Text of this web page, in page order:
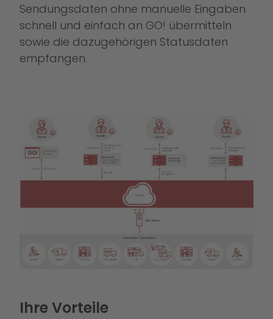
Sendungsdaten ohne manuelle Eingaben
schnell und einfach an GO! übermitteln
sowie die dazugehörigen Statusdaten
empfangen.
Ihre Vorteile